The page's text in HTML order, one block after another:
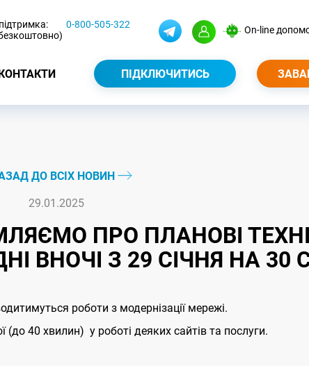
0-800-505-322 On-line
ПІДКЛЮЧИТИСЬ
ДО ВСІХ НОВИН
29.01.2025
ПРО ПЛАНОВІ
ВНОЧІ З 29 СІЧНЯ НА 30
роботи з модернізації мережі.
(до 40 хвилин) у роботі деяких сайтів та послуги.